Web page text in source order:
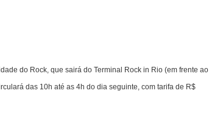
do Rock, que sairá do Terminal Rock in Rio (em frente ao
das 10h até as 4h do dia seguinte, com tarifa de R$